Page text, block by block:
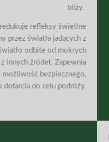
bliży.
refleksy świetlne
przez światła jadących z
odbite od mokrych
innych źródeł. Zapewnia
bezpiecznego,
dotarcia do celu podróży.